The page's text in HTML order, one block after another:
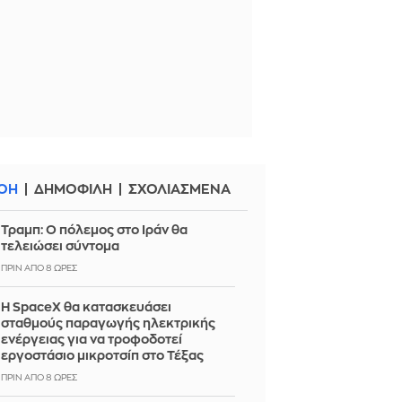
ΔΗΜΟΦΙΛΗ ΣΧΟΛΙΑΣΜΕΝΑ
Τραμπ: Ο πόλεμος στο Ιράν θα
τελειώσει σύντομα
ΠΡΙΝ ΑΠΌ 8 ΏΡΕΣ
Η SpaceX θα κατασκευάσει
σταθμούς παραγωγής ηλεκτρικής
ενέργειας για να τροφοδοτεί
εργοστάσιο μικροτσίπ στο Τέξας
ΠΡΙΝ ΑΠΌ 8 ΏΡΕΣ